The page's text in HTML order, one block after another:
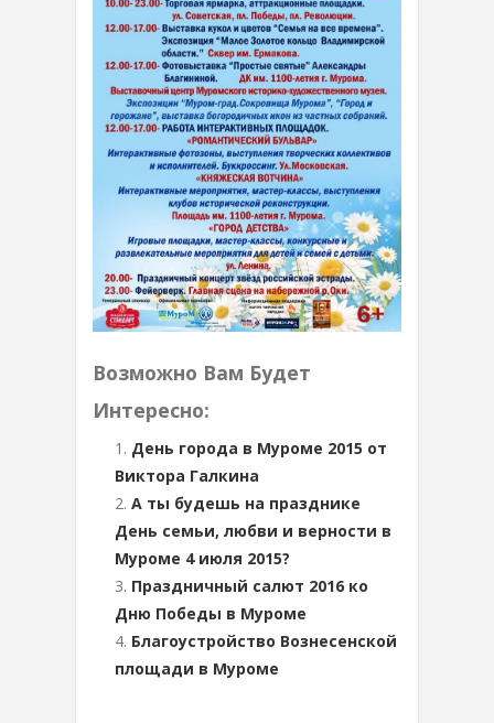
Возможно Вам Будет
Интересно:
День города в Муроме 2015 от
Виктора Галкина
А ты будешь на празднике
День семьи, любви и верности в
Муроме 4 июля 2015?
Праздничный салют 2016 ко
Дню Победы в Муроме
Благоустройство Вознесенской
площади в Муроме